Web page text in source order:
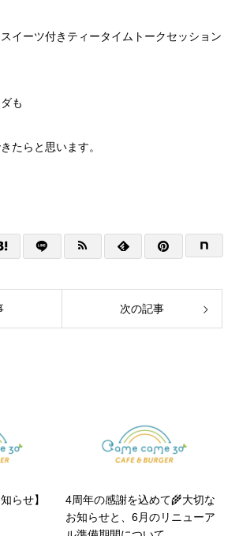
イーツ付きティータイムトークセッション
も
たらと思います。
次の記事
らせ】
4周年の感謝を込めて🌾大切な
お知らせと、6月のリニューア